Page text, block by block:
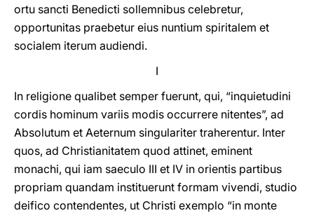
ortu sancti Benedicti sollemnibus celebretur,
opportunitas praebetur eius nuntium spiritalem et
socialem iterum audiendi.
I
In religione qualibet semper fuerunt, qui, “inquietudini
cordis hominum variis modis occurrere nitentes”, ad
Absolutum et Aeternum singulariter traherentur. Inter
quos, ad Christianitatem quod attinet, eminent
monachi, qui iam saeculo III et IV in orientis partibus
propriam quandam instituerunt formam vivendi, studio
deifico contendentes, ut Christi exemplo “in monte